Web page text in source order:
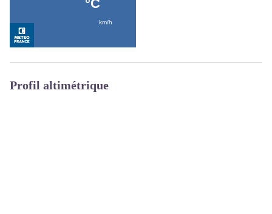
Profil altimétrique